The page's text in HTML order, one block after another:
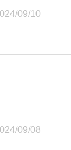
09/10
09/08